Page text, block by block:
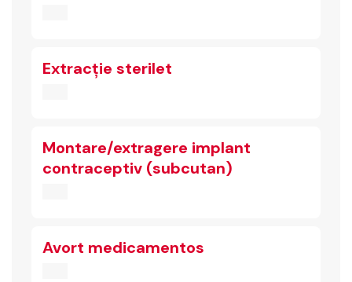
Extracție sterilet
Montare/extragere implant
contraceptiv (subcutan)
Avort medicamentos